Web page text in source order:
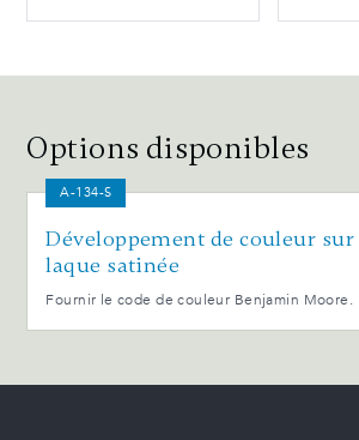
Options disponibles
A-134-S
Développement de couleur sur
laque satinée
Fournir le code de couleur Benjamin Moore.